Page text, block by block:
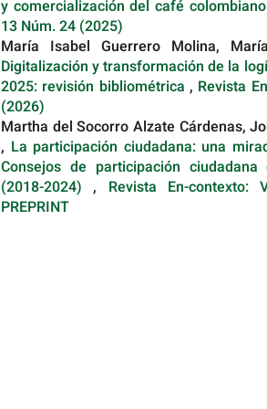
y comercialización del café colombiano
13 Núm. 24 (2025)
María Isabel Guerrero Molina,
Digitalización y transformación de la
2025: revisión bibliométrica , Revista
(2026)
Martha del Socorro Alzate Cárdenas,
, La participación ciudadana: una
Consejos de participación
(2018-2024) , Revista En-
PREPRINT